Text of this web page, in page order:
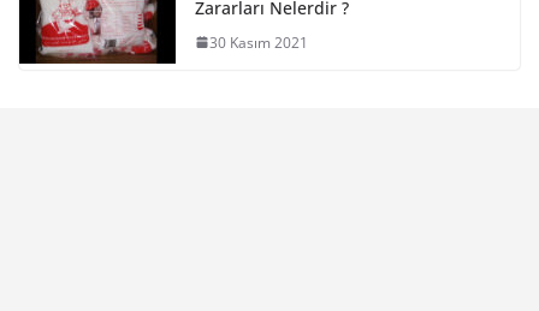
Zararları Nelerdir ?
30 Kasım 2021